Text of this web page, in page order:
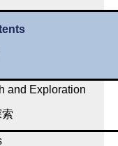
and Exploration